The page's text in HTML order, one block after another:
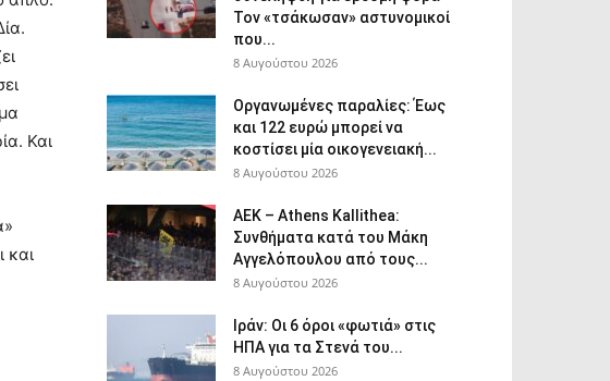
Και
και
Τον «τσάκωσαν» αστυνομικοί
που...
8 Αυγούστου 2026
Οργανωμένες παραλίες: Έως
και 122 ευρώ μπορεί να
κοστίσει μία οικογενειακή...
8 Αυγούστου 2026
ΑΕΚ – Athens Kallithea:
Συνθήματα κατά του Μάκη
Αγγελόπουλου από τους...
8 Αυγούστου 2026
Ιράν: Οι 6 όροι «φωτιά» στις
ΗΠΑ για τα Στενά του...
8 Αυγούστου 2026